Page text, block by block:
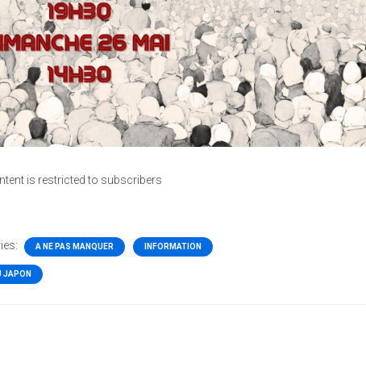
is restricted to subscribers
A NE PAS MANQUER INFORMATION
JAPON